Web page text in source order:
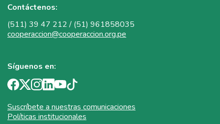
Contáctenos:
(511) 39 47 212 / (51) 961858035
cooperaccion@cooperaccion.org.pe
Síguenos en:
Suscríbete a nuestras comunicaciones
Políticas institucionales